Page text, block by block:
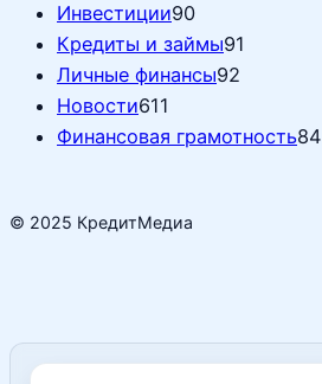
Инвестиции90
Кредиты и займы91
Личные финансы92
Новости611
Финансовая грамотность84
© 2025 КредитМедиа